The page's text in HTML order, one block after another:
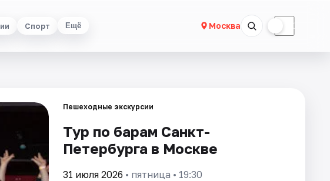
Спорт Ещё Москва ☾
Пешеходные экскурсии
Тур по барам Санкт-
Петербурга в Москве
31 июля 2026 • пятница • 19:30